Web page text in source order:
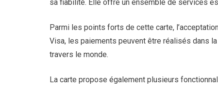
sa fiabilité. Elle offre un ensemble de services
Parmi les points forts de cette carte,
Visa, les paiements peuvent être réalisés dans
travers le monde.
La carte propose également plusieurs